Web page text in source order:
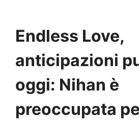
Endless Love,
anticipazioni
oggi: Nihan è
preoccupata